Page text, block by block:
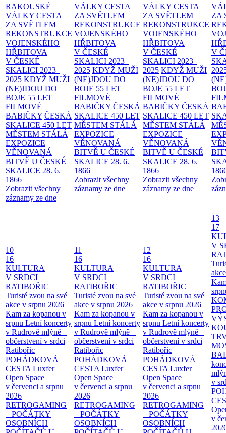
RAKOUSKÉ
VÁLKY CESTA
ZA SVĚTLEM
REKONSTRUKCE
VOJENSKÉHO
HŘBITOVA
V ČESKÉ
SKALICI 2023–
2025 KDYŽ MUŽI
(NE)JDOU DO
BOJE 55 LET
FILMOVÉ
BABIČKY ČESKÁ
SKALICE 450 LET
MĚSTEM STÁLÁ
EXPOZICE
VĚNOVANÁ
BITVĚ U ČESKÉ
SKALICE 28. 6.
1866
Zobrazit všechny
záznamy ze dne
VÁLKY CESTA
ZA SVĚTLEM
REKONSTRUKCE
VOJENSKÉHO
HŘBITOVA
V ČESKÉ
SKALICI 2023–
2025 KDYŽ MUŽI
(NE)JDOU DO
BOJE 55 LET
FILMOVÉ
BABIČKY ČESKÁ
SKALICE 450 LET
MĚSTEM STÁLÁ
EXPOZICE
VĚNOVANÁ
BITVĚ U ČESKÉ
SKALICE 28. 6.
1866
Zobrazit všechny
záznamy ze dne
VÁLKY CESTA
ZA SVĚTLEM
REKONSTRUKCE
VOJENSKÉHO
HŘBITOVA
V ČESKÉ
SKALICI 2023–
2025 KDYŽ MUŽI
(NE)JDOU DO
BOJE 55 LET
FILMOVÉ
BABIČKY ČESKÁ
SKALICE 450 LET
MĚSTEM STÁLÁ
EXPOZICE
VĚNOVANÁ
BITVĚ U ČESKÉ
SKALICE 28. 6.
1866
Zobrazit všechny
záznamy ze dne
ZA
V
10
16
KULTURA
V SRDCI
RATIBOŘIC
Turisté zvou na své
akce v srpnu 2026
Kam za kopanou v
srpnu Letní koncerty
v Rudrově mlýně –
občerstvení v srdci
Ratibořic
POHÁDKOVÁ
CESTA Luxfer
Open Space
v červenci a srpnu
2026
RETROGAMING
– POČÁTKY
OSOBNÍCH
11
16
KULTURA
V SRDCI
RATIBOŘIC
Turisté zvou na své
akce v srpnu 2026
Kam za kopanou v
srpnu Letní koncerty
v Rudrově mlýně –
občerstvení v srdci
Ratibořic
POHÁDKOVÁ
CESTA Luxfer
Open Space
v červenci a srpnu
2026
RETROGAMING
– POČÁTKY
OSOBNÍCH
12
16
KULTURA
V SRDCI
RATIBOŘIC
Turisté zvou na své
akce v srpnu 2026
Kam za kopanou v
srpnu Letní koncerty
v Rudrově mlýně –
občerstvení v srdci
Ratibořic
POHÁDKOVÁ
CESTA Luxfer
Open Space
v červenci a srpnu
2026
RETROGAMING
– POČÁTKY
OSOBNÍCH
13
17
V
v
v